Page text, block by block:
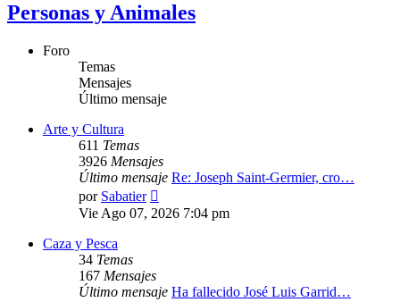
Personas y Animales
Foro
Temas
Mensajes
Último mensaje
Arte y Cultura
611 Temas
3926 Mensajes
Último mensaje Re: Joseph Saint-Germier, cro…
por Sabatier
último
Vie Ago 07, 2026 7:04 pm
Caza y Pesca
34 Temas
167 Mensajes
Último mensaje Ha fallecido José Luis Garrid…